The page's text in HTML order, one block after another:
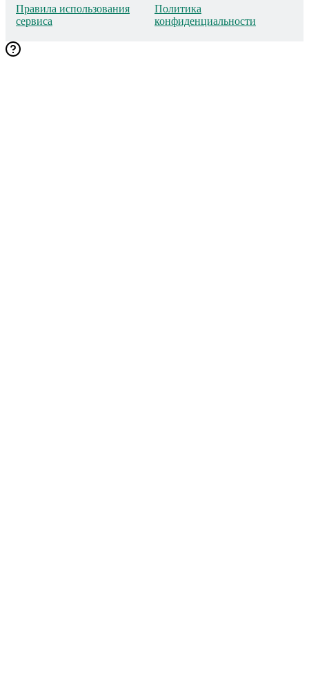
Правила использования
сервиса
Политика
конфиденциальности